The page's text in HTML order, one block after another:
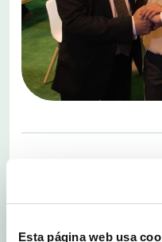
Esta página web usa
Huercasa, líder
vegetales de 5ª
marco de la
socia, una